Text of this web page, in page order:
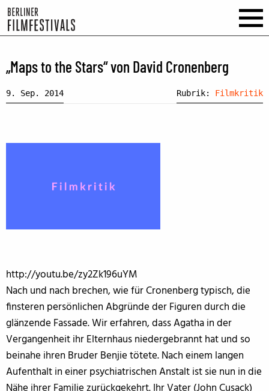
„Maps to the Stars“ von David Cronenberg
9. Sep. 2014 Rubrik: Filmkritik
http://youtu.be/zy2Zk196uYM
Nach und nach brechen, wie für Cronenberg typisch, die
finsteren persönlichen Abgründe der Figuren durch die
glänzende Fassade. Wir erfahren, dass Agatha in der
Vergangenheit ihr Elternhaus niedergebrannt hat und so
beinahe ihren Bruder Benjie tötete. Nach einem langen
Aufenthalt in einer psychiatrischen Anstalt ist sie nun in die